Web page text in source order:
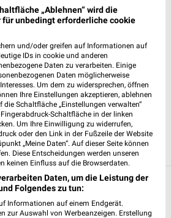
App für iOS & Android.
Angebote
Lieblingshändler
bei neuen Prospekten
Einkauf stressfrei planen
LADEN UND SPAREN!
mit Angeboten in
„Ablehnen“ wird die
unbedingt erforderliche cookie
und/oder greifen auf Informationen auf
IDs in cookie und anderen
Daten zu verarbeiten. Einige
Daten möglicherweise
Um dem zu widersprechen, öffnen
Ihre Einstellungen akzeptieren, ablehnen
die Schaltfläche „Einstellungen verwalten“
Schaltfläche in der linken
Um Ihre Einwilligung zu widerrufen,
oder den Link in der Fußzeile der Website
„Meine Daten“. Auf dieser Seite können
Diese Entscheidungen werden unseren
keinen Einfluss auf die Browserdaten.
Daten, um die Leistung der
Folgendes zu tun:
Informationen auf einem Endgerät.
zur Auswahl von Werbeanzeigen. Erstellung